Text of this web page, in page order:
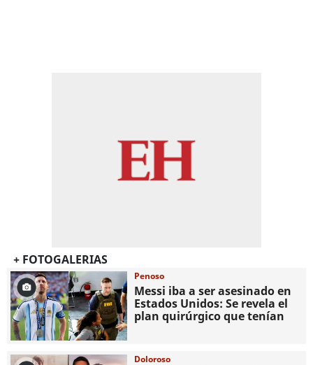
+ FOTOGALERIAS
Penoso
Messi iba a ser asesinado en
Estados Unidos: Se revela el
plan quirúrgico que tenían
Doloroso